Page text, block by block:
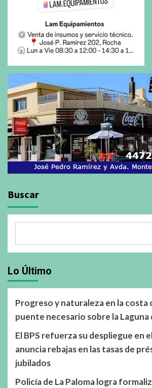
Buscar
Lo Último
Progreso y naturaleza en la costa
puente necesario sobre la Laguna
El BPS refuerza su despliegue en
anuncia rebajas en las tasas de
jubilados
Policía de La Paloma logra